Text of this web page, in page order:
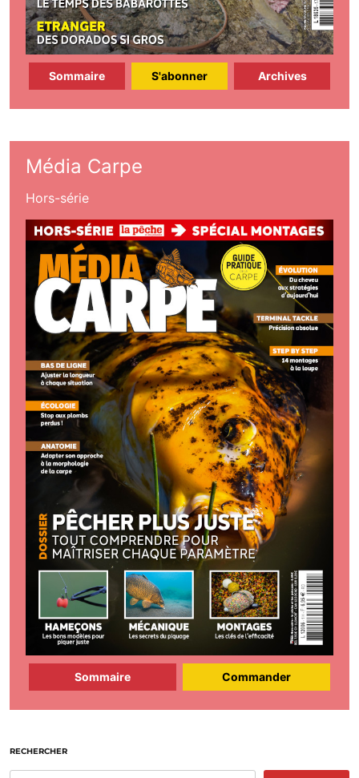
Sommaire S'abonner Archives
Média Carpe
Hors-série
Sommaire Commander
RECHERCHER